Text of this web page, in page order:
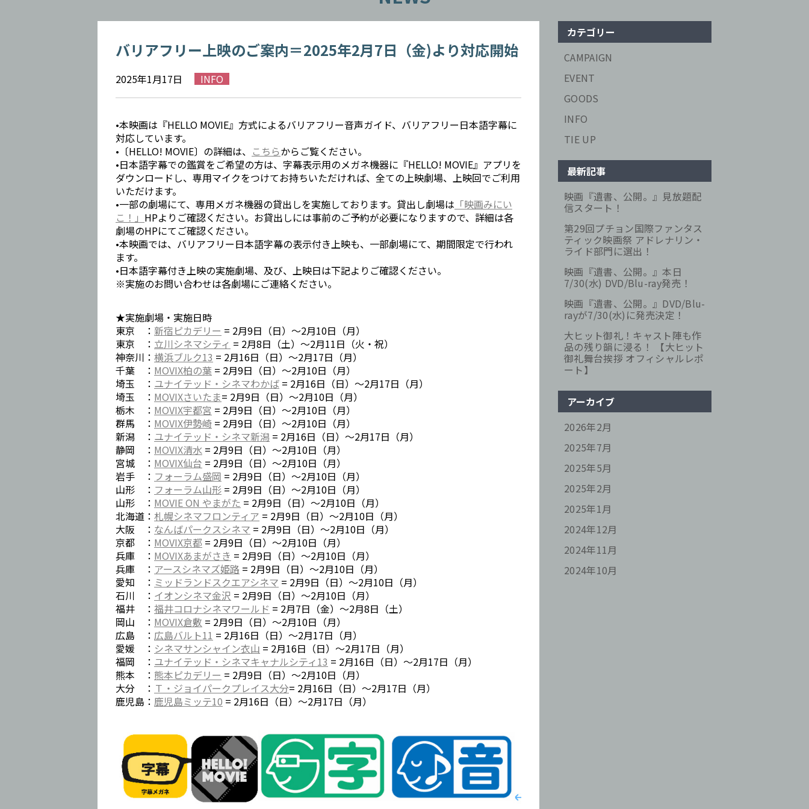
バリアフリー上映のご案内＝2025年2月7日（金)より対応開始
2025年1月17日 INFO
•本映画は『HELLO MOVIE』方式によるバリアフリー音声ガイド、バリアフリー日本語字幕に
対応しています。
•〔HELLO! MOVIE〕の詳細は、 こちらからご覧ください。
•日本語字幕での鑑賞をご希望の方は、字幕表示用のメガネ機器に『HELLO! MOVIE』アプリを
ダウンロードし、専用マイクをつけてお持ちいただければ、全ての上映劇場、上映回でご利用
いただけます。
•一部の劇場にて、専用メガネ機器の貸出しを実施しております。貸出し劇場は 「映画みにい
こ！」 HPよりご確認ください。お貸出しには事前のご予約が必要になりますので、詳細は各
劇場のHPにてご確認ください。
•本映画では、バリアフリー日本語字幕の表示付き上映も、一部劇場にて、期間限定で行われ
ます。
•日本語字幕付き上映の実施劇場、及び、上映日は下記よりご確認ください。
※実施のお問い合わせは各劇場にご連絡ください。
★実施劇場・実施日時
東京 ： 新宿ピカデリー = 2月9日（日）～2月10日（月）
東京 ： 立川シネマシティ = 2月8日（土）～2月11日（火・祝）
神奈川： 横浜ブルク13 = 2月16日（日）～2月17日（月）
千葉 ： MOVIX柏の葉 = 2月9日（日）～2月10日（月）
埼玉 ： ユナイテッド・シネマわかば = 2月16日（日）～2月17日（月）
埼玉 ： MOVIXさいたま= 2月9日（日）～2月10日（月）
栃木 ： MOVIX宇都宮 = 2月9日（日）～2月10日（月）
群馬 ： MOVIX伊勢崎 = 2月9日（日）～2月10日（月）
新潟 ： ユナイテッド・シネマ新潟 = 2月16日（日）～2月17日（月）
静岡 ： MOVIX清水 = 2月9日（日）～2月10日（月）
宮城 ： MOVIX仙台 = 2月9日（日）～2月10日（月）
岩手 ： フォーラム盛岡 = 2月9日（日）～2月10日（月）
山形 ： フォーラム山形 = 2月9日（日）～2月10日（月）
山形 ： MOVIE ON やまがた = 2月9日（日）～2月10日（月）
北海道： 札幌シネマフロンティア = 2月9日（日）～2月10日（月）
大阪 ： なんばパークスシネマ = 2月9日（日）～2月10日（月）
京都 ： MOVIX京都 = 2月9日（日）～2月10日（月）
兵庫 ： MOVIXあまがさき = 2月9日（日）～2月10日（月）
兵庫 ： アースシネマズ姫路 = 2月9日（日）～2月10日（月）
愛知 ： ミッドランドスクエアシネマ = 2月9日（日）～2月10日（月）
石川 ： イオンシネマ金沢 = 2月9日（日）～2月10日（月）
福井 ： 福井コロナシネマワールド = 2月7日（金）～2月8日（土）
岡山 ： MOVIX倉敷 = 2月9日（日）～2月10日（月）
広島 ： 広島バルト11 = 2月16日（日）～2月17日（月）
愛媛 ： シネマサンシャイン衣山 = 2月16日（日）～2月17日（月）
福岡 ： ユナイテッド・シネマキャナルシティ13 = 2月16日（日）～2月17日（月）
熊本 ： 熊本ピカデリー = 2月9日（日）～2月10日（月）
大分 ： Ｔ・ジョイパークプレイス大分= 2月16日（日）～2月17日（月）
鹿児島： 鹿児島ミッテ10 = 2月16日（日）～2月17日（月）
カテゴリー
CAMPAIGN
EVENT
GOODS
INFO
TIE UP
最新記事
映画『遺書、公開。』見放題配
信スタート！
第29回プチョン国際ファンタス
ティック映画祭 アドレナリン・
ライド部門に選出！
映画『遺書、公開。』本日
7/30(水) DVD/Blu-ray発売！
映画『遺書、公開。』DVD/Blu-
rayが7/30(水)に発売決定！
大ヒット御礼！キャスト陣も作
品の残り韻に浸る！ 【大ヒット
御礼舞台挨拶 オフィシャルレポ
ート】
アーカイブ
2026年2月
2025年7月
2025年5月
2025年2月
2025年1月
2024年12月
2024年11月
2024年10月